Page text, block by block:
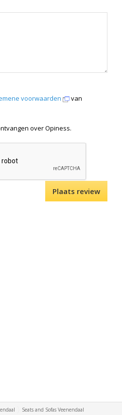
voorwaarden
van
over Opiness.
Seats and Sofas Veenendaal